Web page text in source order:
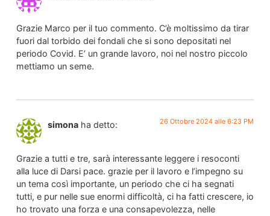
Grazie Marco per il tuo commento. C’è moltissimo da tirar
fuori dal torbido dei fondali che si sono depositati nel
periodo Covid. E’ un grande lavoro, noi nel nostro piccolo
mettiamo un seme.
simona ha detto: 26 Ottobre 2024 alle 6:23 PM
Grazie a tutti e tre, sarà interessante leggere i resoconti
alla luce di Darsi pace. grazie per il lavoro e l’impegno su
un tema così importante, un periodo che ci ha segnati
tutti, e pur nelle sue enormi difficoltà, ci ha fatti crescere, io
ho trovato una forza e una consapevolezza, nelle